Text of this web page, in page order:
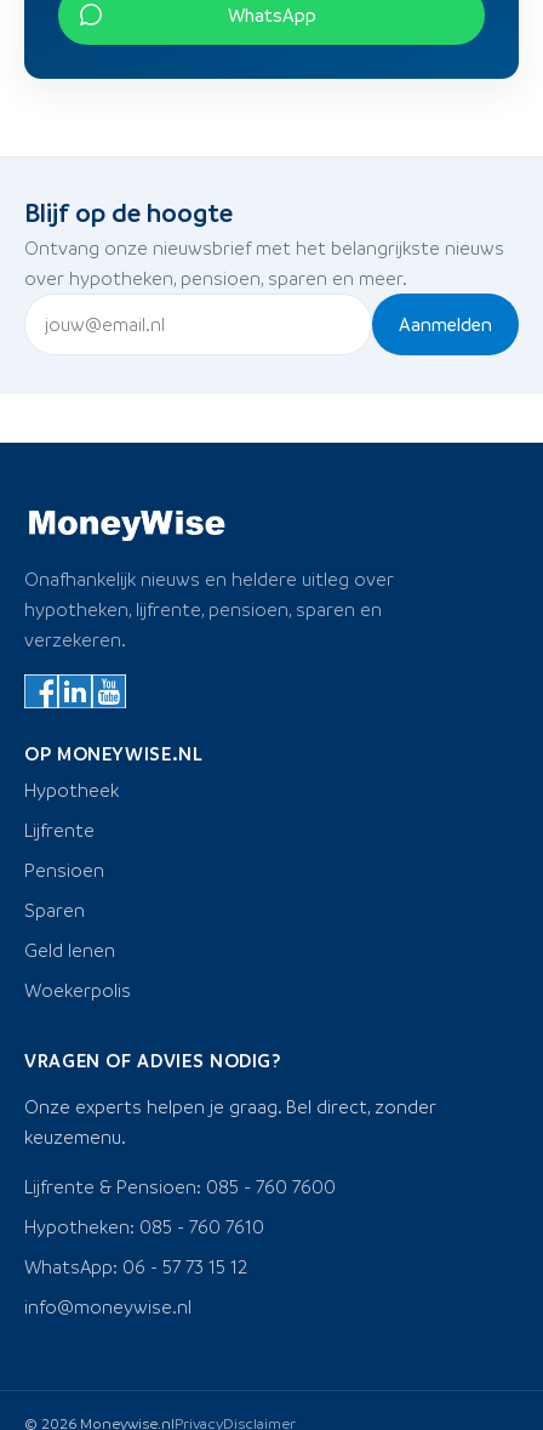
WhatsApp
Blijf op de hoogte
Ontvang onze nieuwsbrief met het belangrijkste nieuws
over hypotheken, pensioen, sparen en meer.
Aanmelden
Onafhankelijk nieuws en heldere uitleg over
hypotheken, lijfrente, pensioen, sparen en
verzekeren.
OP MONEYWISE.NL
Hypotheek
Lijfrente
Pensioen
Sparen
Geld lenen
Woekerpolis
VRAGEN OF ADVIES NODIG?
Onze experts helpen je graag. Bel direct, zonder
keuzemenu.
Lijfrente & Pensioen: 085 - 760 7600
Hypotheken: 085 - 760 7610
WhatsApp: 06 - 57 73 15 12
info@moneywise.nl
© 2026 Moneywise.nlPrivacyDisclaimer